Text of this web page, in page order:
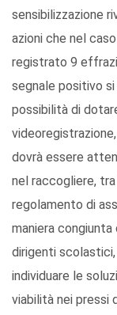
sensibilizzazione
azioni che nel
registrato 9
segnale positivo
possibilità di
dovrà essere
nel raccogliere,
regolamento di
maniera
dirigenti scolastici,
individuare le
viabilità nei pressi